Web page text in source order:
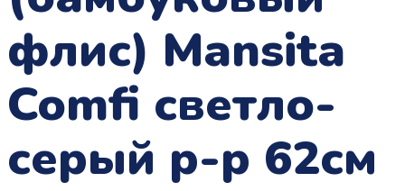
флис) Mansita
Comfi светло-
серый р-р 62см